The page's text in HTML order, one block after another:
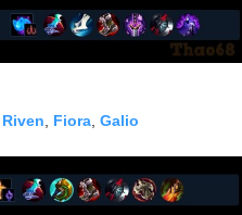
Riven Fiora Galio